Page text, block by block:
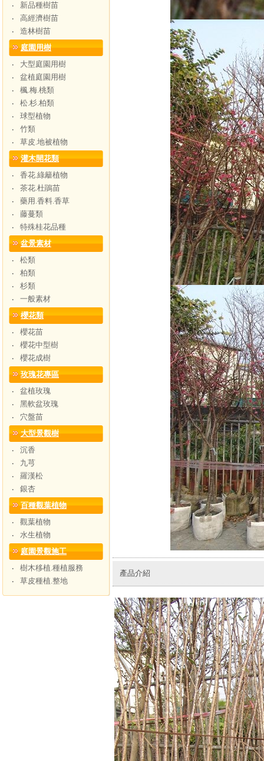
‧
新品種樹苗
‧
高經濟樹苗
‧
造林樹苗
庭園用樹
‧
大型庭園用樹
‧
盆植庭園用樹
‧
楓.梅.桃類
‧
松.杉.柏類
‧
球型植物
‧
竹類
‧
草皮.地被植物
灌木開花類
‧
香花.綠籬植物
‧
茶花.杜鵑苗
‧
藥用.香料.香草
‧
藤蔓類
‧
特殊桂花品種
盆景素材
‧
松類
‧
柏類
‧
杉類
‧
一般素材
櫻花類
‧
櫻花苗
‧
櫻花中型樹
‧
櫻花成樹
玫瑰花專區
‧
盆植玫瑰
‧
黑軟盆玫瑰
‧
穴盤苗
大型景觀樹
‧
沉香
‧
九芎
‧
羅漢松
‧
銀杏
百種觀葉植物
‧
觀葉植物
‧
水生植物
庭園景觀施工
‧
樹木移植.種植服務
‧
草皮種植.整地
產品介紹